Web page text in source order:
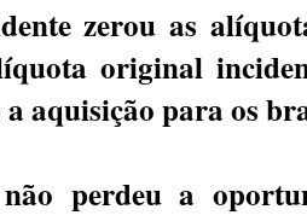
zerou as
original
aquisição para os
perdeu a